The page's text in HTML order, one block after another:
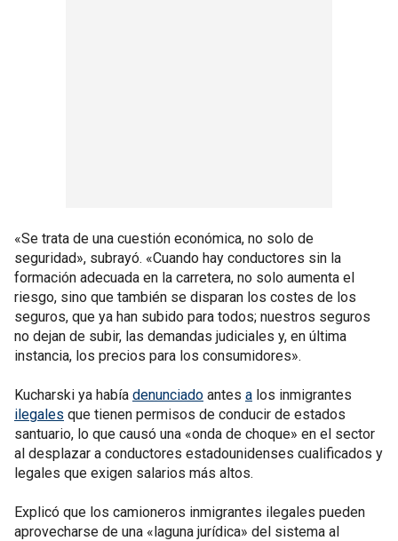
«Se trata de una cuestión económica, no solo de
seguridad», subrayó. «Cuando hay conductores sin la
formación adecuada en la carretera, no solo aumenta el
riesgo, sino que también se disparan los costes de los
seguros, que ya han subido para todos; nuestros seguros
no dejan de subir, las demandas judiciales y, en última
instancia, los precios para los consumidores».
Kucharski ya había denunciado antes a los inmigrantes
ilegales que tienen permisos de conducir de estados
santuario, lo que causó una «onda de choque» en el sector
al desplazar a conductores estadounidenses cualificados y
legales que exigen salarios más altos.
Explicó que los camioneros inmigrantes ilegales pueden
aprovecharse de una «laguna jurídica» del sistema al